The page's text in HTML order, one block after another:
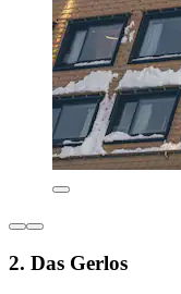
2. Das Gerlos